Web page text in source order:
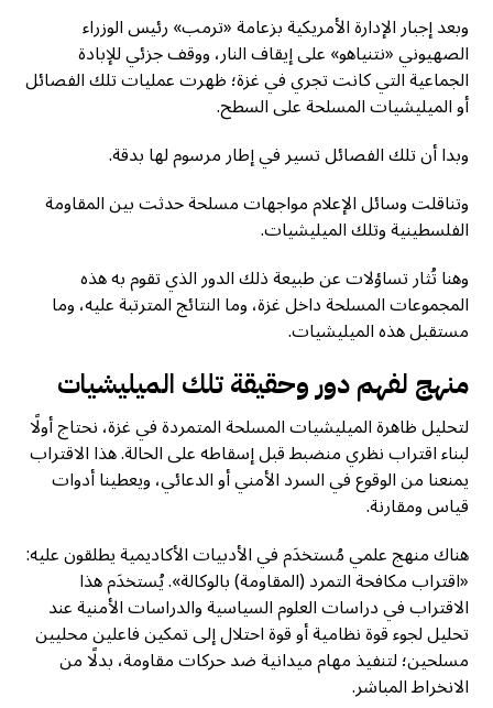
وبعد إجبار الإدارة الأمريكية بزعامة «ترمب» رئيس الوزراء
الصهيوني «نتنياهو» على إيقاف النار، ووقف جزئي للإبادة
الجماعية التي كانت تجري في غزة؛ ظهرت عمليات تلك الفصائل
أو الميليشيات المسلحة على السطح.
وبدا أن تلك الفصائل تسير في إطار مرسوم لها بدقة.
وتناقلت وسائل الإعلام مواجهات مسلحة حدثت بين المقاومة
الفلسطينية وتلك الميليشيات.
وهنا تُثار تساؤلات عن طبيعة ذلك الدور الذي تقوم به هذه
المجموعات المسلحة داخل غزة، وما النتائج المترتبة عليه، وما
مستقبل هذه الميليشيات.
منهج لفهم دور وحقيقة تلك الميليشيات
لتحليل ظاهرة الميليشيات المسلحة المتمردة في غزة، نحتاج أولًا
لبناء اقتراب نظري منضبط قبل إسقاطه على الحالة. هذا الاقتراب
يمنعنا من الوقوع في السرد الأمني أو الدعائي، ويعطينا أدوات
قياس ومقارنة.
هناك منهج علمي مُستخدَم في الأدبيات الأكاديمية يطلقون عليه:
«اقتراب مكافحة التمرد (المقاومة) بالوكالة». يُستخدَم هذا
الاقتراب في دراسات العلوم السياسية والدراسات الأمنية عند
تحليل لجوء قوة نظامية أو قوة احتلال إلى تمكين فاعلين محليين
مسلحين؛ لتنفيذ مهام ميدانية ضد حركات مقاومة، بدلًا من
الانخراط المباشر.